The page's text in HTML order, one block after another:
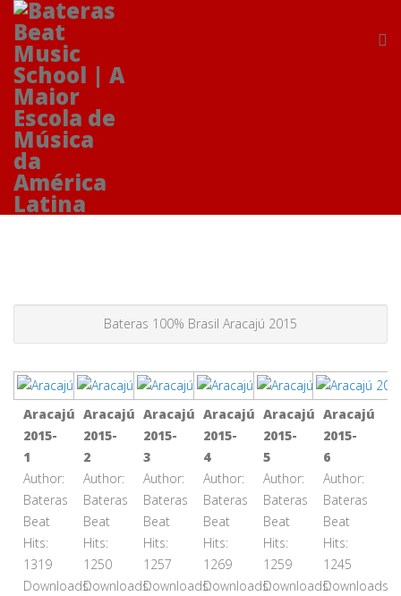
Bateras 100% Brasil Aracajú 2015
Aracajú
2015-
1
Author:
Bateras
Beat
Hits:
1319
Downloads:
Aracajú
2015-
2
Author:
Bateras
Beat
Hits:
1250
Downloads:
Aracajú
2015-
3
Author:
Bateras
Beat
Hits:
1257
Downloads:
Aracajú
2015-
4
Author:
Bateras
Beat
Hits:
1269
Downloads:
Aracajú
2015-
5
Author:
Bateras
Beat
Hits:
1259
Downloads:
Aracajú
2015-
6
Author:
Bateras
Beat
Hits:
1245
Downloads: